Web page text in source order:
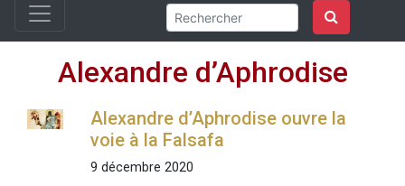
Alexandre d’Aphrodise
Alexandre d’Aphrodise ouvre la
voie à la Falsafa
9 décembre 2020